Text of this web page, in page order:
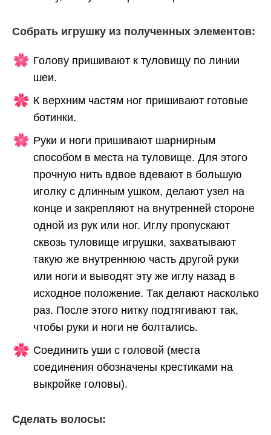
Собрать игрушку из полученных элементов:
Голову пришивают к туловищу по линии
шеи.
К верхним частям ног пришивают готовые
ботинки.
Руки и ноги пришивают шарнирным
способом в места на туловище. Для этого
прочную нить вдвое вдевают в большую
иголку с длинным ушком, делают узел на
конце и закрепляют на внутренней стороне
одной из рук или ног. Иглу пропускают
сквозь туловище игрушки, захватывают
такую же внутреннюю часть другой руки
или ноги и выводят эту же иглу назад в
исходное положение. Так делают насколько
раз. После этого нитку подтягивают так,
чтобы руки и ноги не болтались.
Соединить уши с головой (места
соединения обозначены крестиками на
выкройке головы).
Сделать волосы: